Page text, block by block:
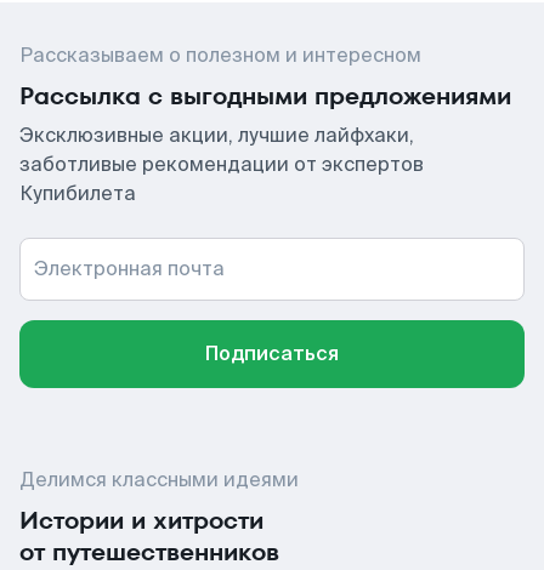
Рассказываем о полезном и интересном
Рассылка с выгодными предложениями
Эксклюзивные акции, лучшие лайфхаки,
заботливые рекомендации от экспертов
Купибилета
Электронная почта
Подписаться
Делимся классными идеями
Истории и хитрости
от путешественников